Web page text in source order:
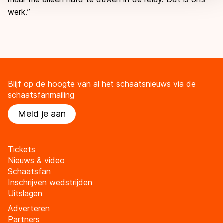
werk.”
Blijf op de hoogte van al het schaatsnieuws via de
schaatsfanmailing
Meld je aan
Tickets
Nieuws & video
Schaatsfan
Inschrijven wedstrijden
Uitslagen
Adverteren
Partners